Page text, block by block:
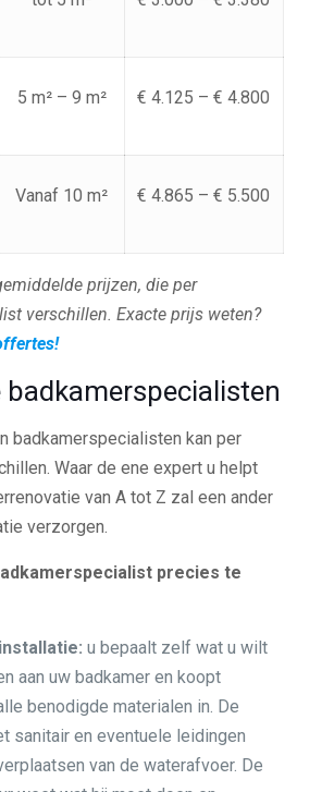
5 m² – 9 m² € 4.125 – € 4.800
Vanaf 10 m² € 4.865 – € 5.500
prijzen, die per
verschillen. Exacte prijs weten?
badkamerspecialisten
badkamerspecialisten kan per
Waar de ene expert u helpt
van A tot Z zal een ander
verzorgen.
precies te
u bepaalt zelf wat u wilt
aan uw badkamer en koopt
benodigde materialen in. De
sanitair en eventuele leidingen
van de waterafvoer. De